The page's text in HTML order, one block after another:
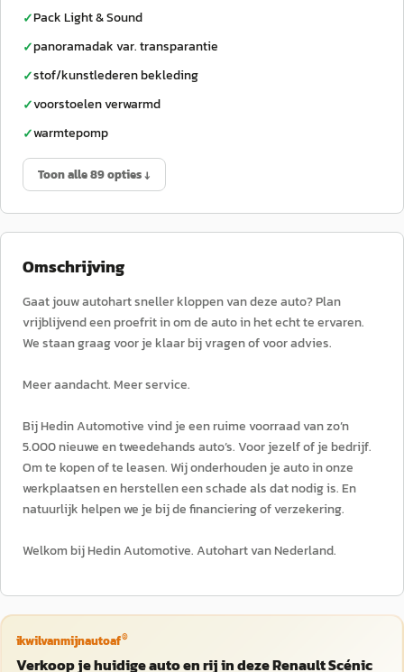
✓Pack Light & Sound
✓panoramadak var. transparantie
✓stof/kunstlederen bekleding
✓voorstoelen verwarmd
✓warmtepomp
Toon alle 89 opties ↓
Omschrijving
Gaat jouw autohart sneller kloppen van deze auto? Plan
vrijblijvend een proefrit in om de auto in het echt te ervaren.
We staan graag voor je klaar bij vragen of voor advies.
Meer aandacht. Meer service.
Bij Hedin Automotive vind je een ruime voorraad van zo’n
5.000 nieuwe en tweedehands auto’s. Voor jezelf of je bedrijf.
Om te kopen of te leasen. Wij onderhouden je auto in onze
werkplaatsen en herstellen een schade als dat nodig is. En
natuurlijk helpen we je bij de financiering of verzekering.
Welkom bij Hedin Automotive. Autohart van Nederland.
ikwilvanmijnautoaf®
Verkoop je huidige auto en rij in deze Renault Scénic